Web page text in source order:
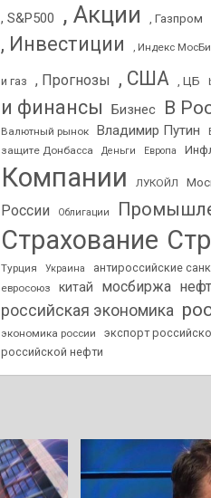
, S&P500 , Акции , Газпром
, Инвестиции , Индекс
и газ , Прогнозы , США , ЦБ
и финансы
Бизнес В
Валютный рынок
Владимир Путин
защите Донбасса
Деньги Европа
Компании ЛУКОЙЛ
России
Облигации
Страхование
Турция Украина антироссийские
евросоюз китай мосбиржа
российская экономика
экономика россии экспорт
российской нефти